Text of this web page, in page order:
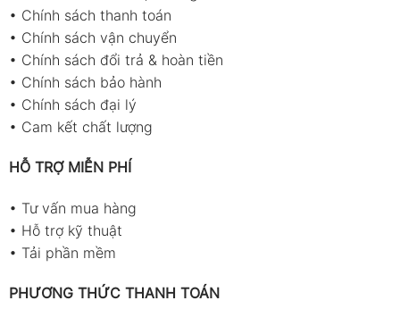
• Chính sách thanh toán
• Chính sách vận chuyển
• Chính sách đổi trả & hoàn tiền
• Chính sách bảo hành
• Chính sách đại lý
• Cam kết chất lượng
HỖ TRỢ MIỄN PHÍ
• Tư vấn mua hàng
• Hỗ trợ kỹ thuật
• Tải phần mềm
PHƯƠNG THỨC THANH TOÁN